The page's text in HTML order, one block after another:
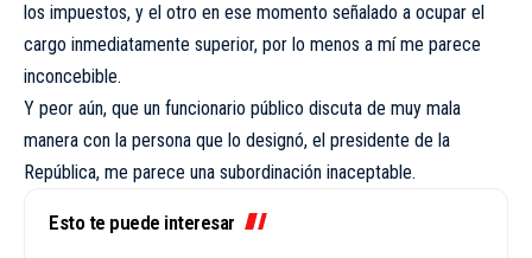
los impuestos, y el otro en ese momento señalado a ocupar el
cargo inmediatamente superior, por lo menos a mí me parece
inconcebible.
Y peor aún, que un funcionario público discuta de muy mala
manera con la persona que lo designó, el presidente de la
República, me parece una subordinación inaceptable.
Esto te puede interesar